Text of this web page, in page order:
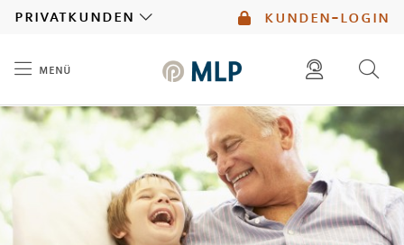
kunden-login
privatkunden
menü
diese website durchsuchen
mlp berater finden
Inhalt